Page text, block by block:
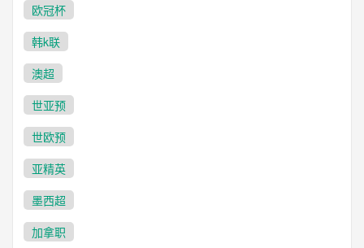
欧冠杯
韩k联
澳超
世亚预
世欧预
亚精英
墨西超
加拿职